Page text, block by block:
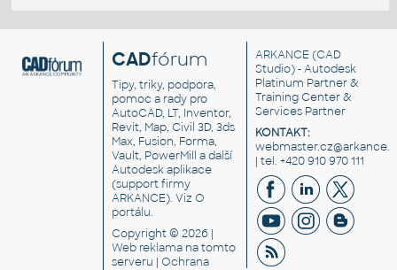
CADfórum
Tipy, triky, podpora,
pomoc a rady pro
AutoCAD, LT, Inventor,
Revit, Map, Civil 3D, 3ds
Max, Fusion, Forma,
Vault, PowerMill a další
Autodesk aplikace
(support firmy
ARKANCE). VizO
portálu.
Copyright © 2026 |
Web reklama na tomto
serveru |Ochrana
ARKANCE (CAD
Studio) - Autodesk
Platinum Partner &
Training Center &
Services Partner
KONTAKT:
| tel. +420 910 970 111